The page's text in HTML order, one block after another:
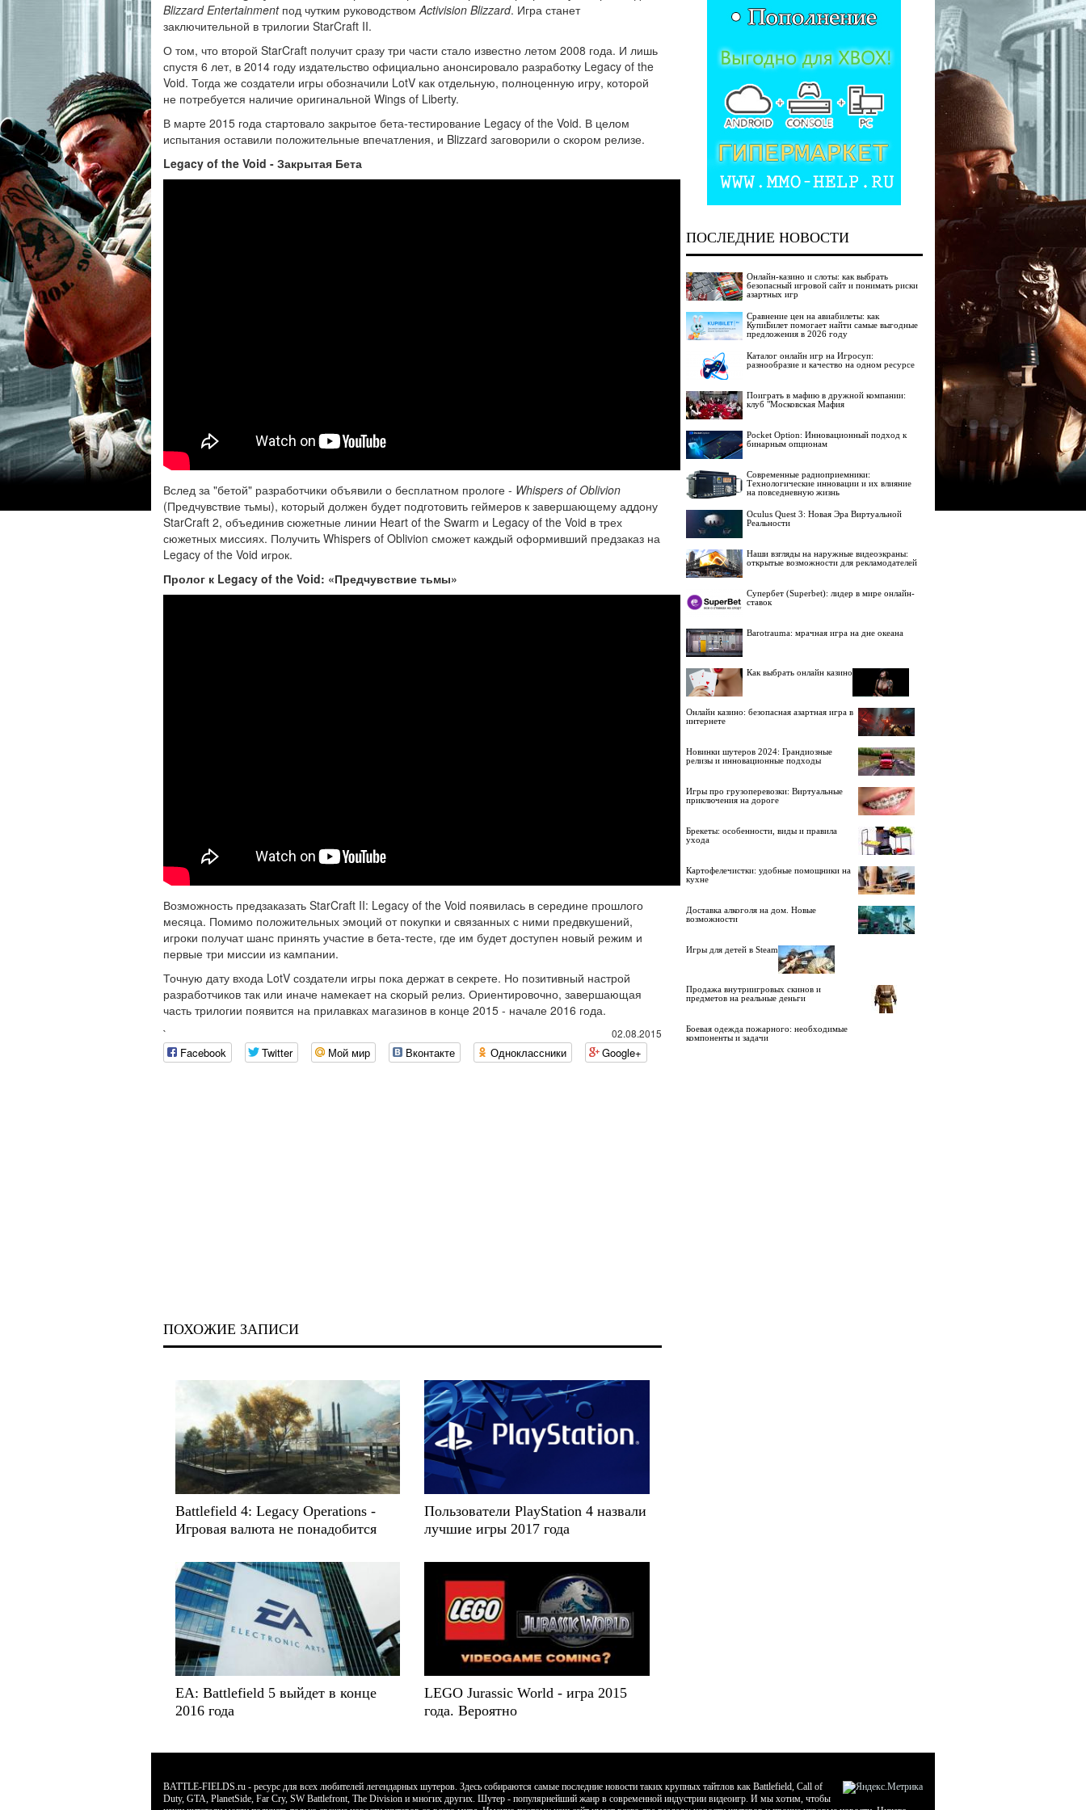
Blizzard Entertainmentпод чутким руководствомActivision Blizzard. Игра станет
заключительной в трилогии StarCraft II.
О том, что второй StarCraft получит сразу три части стало известно летом 2008 года. И лишь
спустя 6 лет, в 2014 году издательство официально анонсировало разработку Legacy of the
Void. Тогда же создатели игры обозначили LotV как отдельную, полноценную игру, которой
не потребуется наличие оригинальной Wings of Liberty.
В марте 2015 года стартовало закрытое бета-тестирование Legacy of the Void. В целом
испытания оставили положительные впечатления, и Blizzard заговорили о скором релизе.
Legacy of the Void - Закрытая Бета
Вслед за "бетой" разработчики объявили о бесплатном прологе - Whispers of Oblivion
(Предчувствие тьмы), который должен будет подготовить геймеров к завершающему аддону
StarCraft 2, объединив сюжетные линии Heart of the Swarm и Legacy of the Void в трех
сюжетных миссиях. Получить Whispers of Oblivion сможет каждый оформивший предзаказ на
Legacy of the Void игрок.
Пролог к Legacy of the Void: «Предчувствие тьмы»
Возможность предзаказать StarCraft II: Legacy of the Void появилась в середине прошлого
месяца. Помимо положительных эмоций от покупки и связанных с ними предвкушений,
игроки получат шанс принять участие в бета-тесте, где им будет доступен новый режим и
первые три миссии из кампании.
Точную дату входа LotV создатели игры пока держат в секрете. Но позитивный настрой
разработчиков так или иначе намекает на скорый релиз. Ориентировочно, завершающая
часть трилогии появится на прилавках магазинов в конце 2015 - начале 2016 года.
02.08.2015
`
Facebook Twitter Мой мир Вконтакте Одноклассники Google+
ПОХОЖИЕ ЗАПИСИ
Battlefield 4: Legacy Operations -
Игровая валюта не понадобится
Пользователи PlayStation 4 назвали
лучшие игры 2017 года
EA: Battlefield 5 выйдет в конце
2016 года
LEGO Jurassic World - игра 2015
года. Вероятно
ПОСЛЕДНИЕ НОВОСТИ
Онлайн-казино и слоты: как выбрать
безопасный игровой сайт и понимать риски
азартных игр
Сравнение цен на авиабилеты: как
КупиБилет помогает найти самые выгодные
предложения в 2026 году
Каталог онлайн игр на Игросуп:
разнообразие и качество на одном ресурсе
Поиграть в мафию в дружной компании:
клуб "Московская Мафия
Pocket Option: Инновационный подход к
бинарным опционам
Современные радиоприемники:
Технологические инновации и их влияние
на повседневную жизнь
Oculus Quest 3: Новая Эра Виртуальной
Реальности
Наши взгляды на наружные видеоэкраны:
открытые возможности для рекламодателей
Супербет (Superbet): лидер в мире онлайн-
ставок
Barotrauma: мрачная игра на дне океана
Как выбрать онлайн казино
Онлайн казино: безопасная азартная игра в
интернете
Новинки шутеров 2024: Грандиозные
релизы и инновационные подходы
Игры про грузоперевозки: Виртуальные
приключения на дороге
Брекеты: особенности, виды и правила
ухода
Картофелечистки: удобные помощники на
кухне
Доставка алкоголя на дом. Новые
возможности
Игры для детей в Steam
Продажа внутриигровых скинов и
предметов на реальные деньги
Боевая одежда пожарного: необходимые
компоненты и задачи
BATTLE-FIELDS.ru - ресурс для всех любителей легендарных шутеров. Здесь собираются самые последние новости таких крупных тайтлов как Battlefield, Call of
Duty, GTA, PlanetSide, Far Cry, SW Battlefront, The Division и многих других. Шутер - популярнейший жанр в современной индустрии видеоигр. И мы хотим, чтобы